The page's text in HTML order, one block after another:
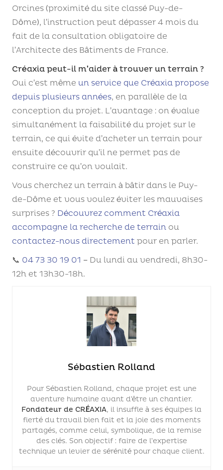
Orcines (proximité du site classé Puy-de-
Dôme), l’instruction peut dépasser 4 mois du
fait de la consultation obligatoire de
l’Architecte des Bâtiments de France.
Créaxia peut-il m’aider à trouver un terrain ?
Oui c’est même un service que Créaxia propose
depuis plusieurs années, en parallèle de la
conception du projet. L’avantage : on évalue
simultanément la faisabilité du projet sur le
terrain, ce qui évite d’acheter un terrain pour
ensuite découvrir qu’il ne permet pas de
construire ce qu’on voulait.
Vous cherchez un terrain à bâtir dans le Puy-
de-Dôme et vous voulez éviter les mauvaises
surprises ? Découvrez comment Créaxia
accompagne la recherche de terrain ou
contactez-nous directement pour en parler.
📞 04 73 30 19 01 – Du lundi au vendredi, 8h30-
12h et 13h30-18h.
Sébastien Rolland
Pour Sébastien Rolland, chaque projet est une
aventure humaine avant d’être un chantier.
Fondateur de CRÉAXIA, il insuffle à ses équipes la
fierté du travail bien fait et la joie des moments
partagés, comme celui, symbolique, de la remise
des clés. Son objectif : faire de l’expertise
technique un levier de sérénité pour chaque client.